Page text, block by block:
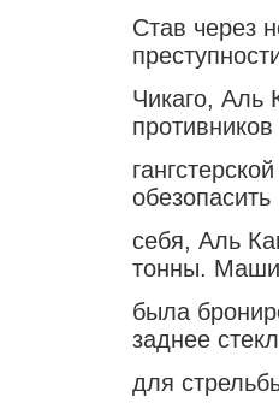
Став через
Чикаго, Аль
противников
обезопасить
себя, Аль
тонны.
была
заднее
для